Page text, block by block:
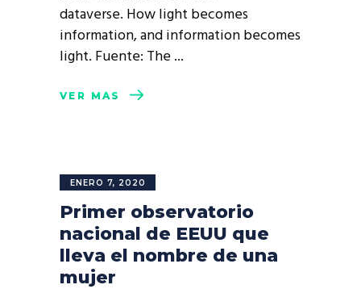
dataverse. How light becomes
information, and information becomes
light. Fuente: The
VER MÁS
ENERO 7, 2020
Primer observatorio
nacional de EEUU que
lleva el nombre de una
mujer